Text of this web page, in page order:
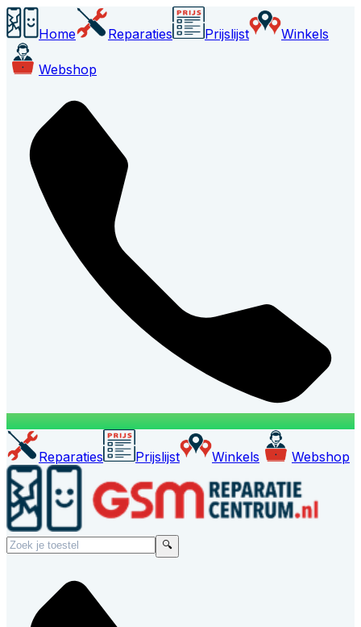
Home Reparaties Prijslijst Winkels
Webshop
Reparaties Prijslijst Winkels Webshop
🔍